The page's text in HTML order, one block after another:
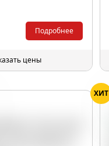
Подробнее
цены
ХИТ